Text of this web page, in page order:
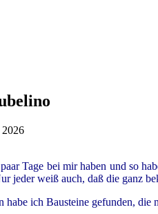
2026
Tage bei mir haben und so
jeder weiß auch, daß die ganz
habe ich Bausteine gefunden, die